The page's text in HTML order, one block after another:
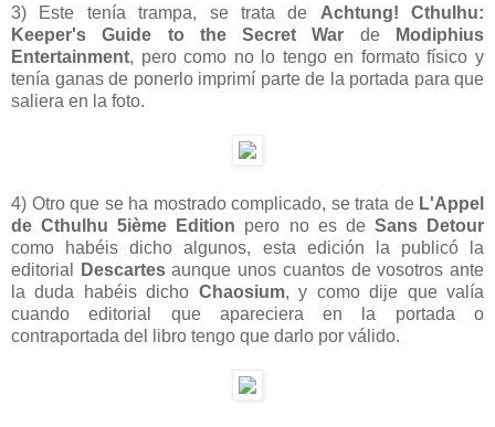
3) Este tenía trampa, se trata de Achtung! Cthulhu:
Keeper's Guide to the Secret War de
Modiphius
Entertainment, pero como no lo tengo en formato físico y
tenía ganas de ponerlo imprimí parte de la portada para que
saliera en la foto.
4) Otro que se ha mostrado complicado, se trata de L'Appel
de Cthulhu 5ième Edition pero no es de Sans Detour
como habéis dicho algunos, esta edición la publicó la
editorial
Descartesaunque unos cuantos de vosotros ante
la duda habéis dicho Chaosium, y como dije que valía
cuando editorial que apareciera en la portada o
contraportada del libro tengo que darlo por válido.